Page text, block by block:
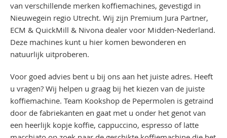
van verschillende merken koffiemachines, gevestigd in
Nieuwegein regio Utrecht. Wij zijn Premium Jura Partner,
ECM & QuickMill & Nivona dealer voor Midden-Nederland.
Deze machines kunt u hier komen bewonderen en
natuurlijk uitproberen.
Voor goed advies bent u bij ons aan het juiste adres. Heeft
u vragen? Wij helpen u graag bij het kiezen van de juiste
koffiemachine. Team Kookshop de Pepermolen is getraind
door de fabriekanten en gaat met u onder het genot van
een heerlijk kopje koffie, cappuccino, espresso of latte